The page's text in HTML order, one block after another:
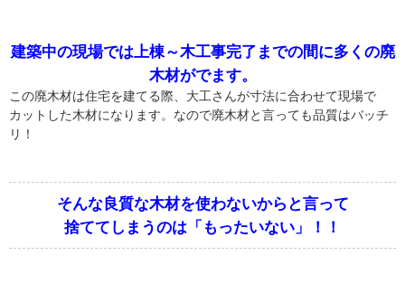
建築中の現場では上棟～木工事完了までの間に多くの廃
木材がでます。
この廃木材は住宅を建てる際、大工さんが寸法に合わせて現場で
カットした木材になります。なので廃木材と言っても品質はバッチ
リ！
そんな良質な木材を使わないからと言って
捨ててしまうのは「もったいない」！！